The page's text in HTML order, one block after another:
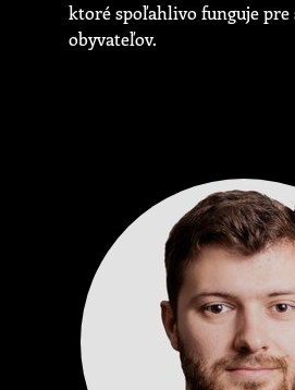
ktoré spoľahlivo funguje pre
obyvateľov.